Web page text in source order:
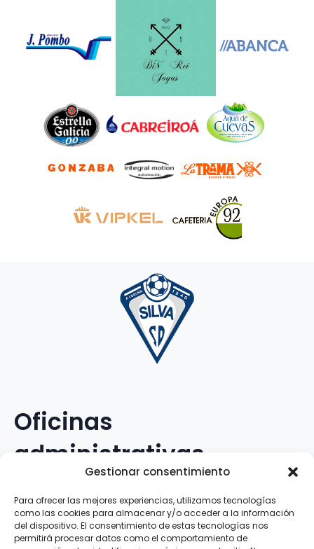
Gestionar consentimiento
Para ofrecer las mejores experiencias, utilizamos tecnologías
como las cookies para almacenar y/o acceder a la información
del dispositivo. El consentimiento de estas tecnologías nos
permitirá procesar datos como el comportamiento de
Oficinas
administrativas
Avenida Galileo Galilei, 12
15.008 · A Coruña · España